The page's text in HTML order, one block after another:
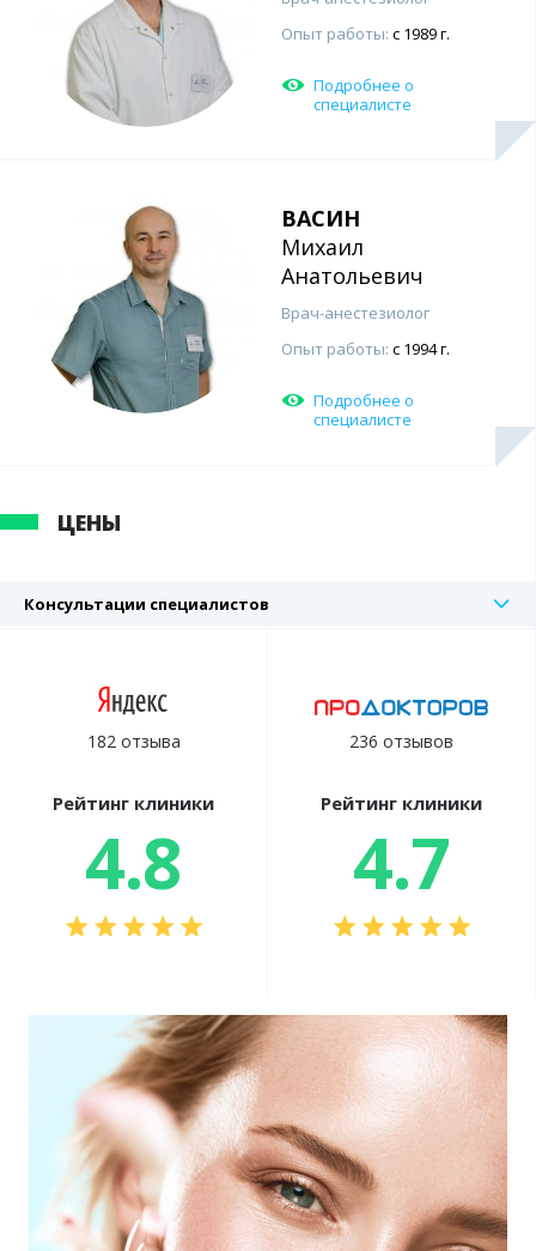
Опыт работы: с 1989 г.
Подробнее о
специалисте
ВАСИН
Михаил
Анатольевич
Врач-анестезиолог
Опыт работы: с 1994 г.
Подробнее о
специалисте
ЦЕНЫ
Консультации специалистов
182 отзыва
Рейтинг клиники
4.8
236 отзывов
Рейтинг клиники
4.7